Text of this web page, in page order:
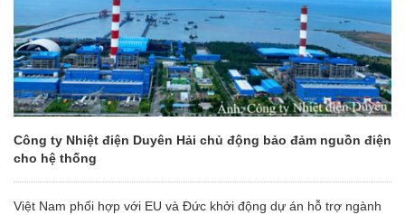
Công ty Nhiệt điện Duyên Hải chủ động bảo đảm nguồn điện
cho hệ thống
Việt Nam phối hợp với EU và Đức khởi động dự án hỗ trợ ngành